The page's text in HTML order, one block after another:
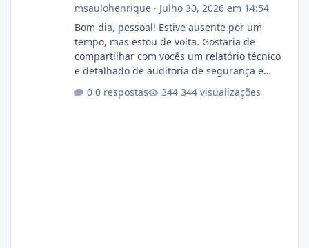
msaulohenrique· Julho 30, 2026 em 14:54
Bom dia, pessoal! Estive ausente por um
tempo, mas estou de volta. Gostaria de
compartilhar com vocês um relatório técnico
e detalhado de auditoria de segurança e
conformidade referente ao VOXPANEL (versão
atualmente em circulação e comercialização
0 respostas 344 visualizações